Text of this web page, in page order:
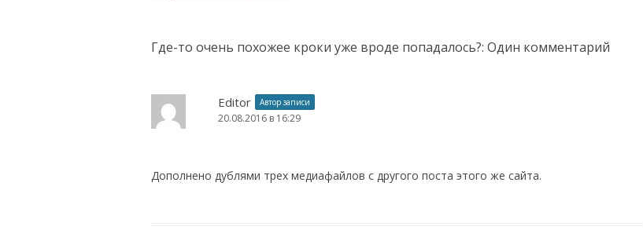
Где-то очень похожее кроки уже вроде попадалось?: Один комментарий
Editor Автор записи
20.08.2016 в 16:29
Дополнено дублями трех медиафайлов с другого поста этого же сайта.